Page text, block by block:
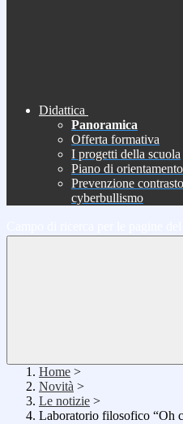
Didattica
Panoramica
Offerta formativa
I progetti della scuola
Piano di orientamento
Prevenzione
cyberbullismo
Home >
Novità >
Le notizie >
Laboratorio filosofico “Oh